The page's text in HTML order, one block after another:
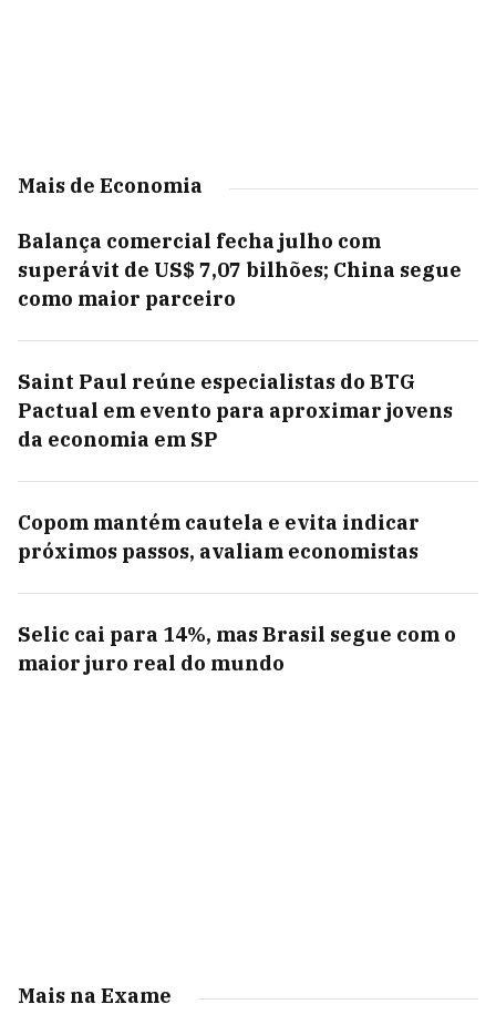
Mais de Economia
Balança comercial fecha julho com
superávit de US$ 7,07 bilhões; China segue
como maior parceiro
Saint Paul reúne especialistas do BTG
Pactual em evento para aproximar jovens
da economia em SP
Copom mantém cautela e evita indicar
próximos passos, avaliam economistas
Selic cai para 14%, mas Brasil segue com o
maior juro real do mundo
Mais na Exame